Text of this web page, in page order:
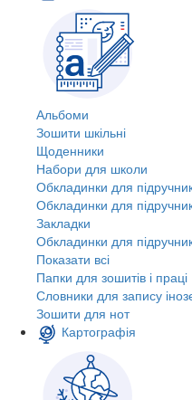
Альбоми
Зошити шкільні
Щоденники
Набори для школи
Обкладинки для
Обкладинки для
Закладки
Обкладинки для
Показати всі
Папки для зошитів і праці
Словники для запису
Зошити для нот
Картографія